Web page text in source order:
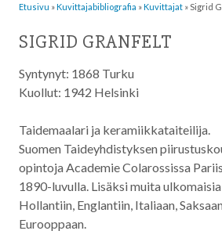
Etusivu »Kuvittaja­bibliografia »Kuvittajat » Sigrid
SIGRID GRANFELT
Syntynyt: 1868 Turku
Kuollut: 1942 Helsinki
Taidemaalari ja keramiikkataiteilija.
Suomen Taideyhdistyksen
opintoja Academie Colarossissa
1890-luvulla. Lisäksi muita
Hollantiin, Englantiin, Italiaan,
Eurooppaan.